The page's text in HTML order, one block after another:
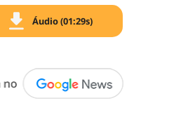
Áudio (01:29s)